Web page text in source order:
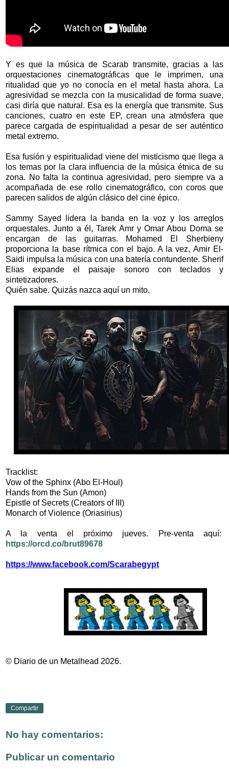
Y es que la música de Scarab transmite, gracias a las
orquestaciones cinematográficas que le imprimen, una
ritualidad que yo no conocía en el metal hasta ahora. La
agresividad se mezcla con la musicalidad de forma suave,
casi diría que natural. Esa es la energía que transmite. Sus
canciones, cuatro en este EP, crean una atmósfera que
parece cargada de espiritualidad a pesar de ser auténtico
metal extremo.
Esa fusión y espiritualidad viene del misticismo que llega a
los temas por la clara influencia de la música étnica de su
zona. No falta la continua agresividad, pero siempre va a
acompañada de ese rollo cinematográfico, con coros que
parecen salidos de algún clásico del cine épico.
Sammy Sayed lidera la banda en la voz y los arreglos
orquestales. Junto a él, Tarek Amr y Omar Abou Doma se
encargan de las guitarras. Mohamed El Sherbieny
proporciona la base rítmica con el bajo. A la vez, Amir El-
Saidi impulsa la música con una batería contundente. Sherif
Elias expande el paisaje sonoro con teclados y
sintetizadores.
Quién sabe. Quizás nazca aquí un mito.
Tracklist:
Vow of the Sphinx (Abo El-Houl)
Hands from the Sun (Amon)
Epistle of Secrets (Creators of III)
Monarch of Violence (Oriasirius)
A la venta el próximo jueves. Pre-venta aquí:
https://orcd.co/brut89678
https://www.facebook.com/Scarabegypt
© Diario de un Metalhead 2026.
Compartir
No hay comentarios:
Publicar un comentario